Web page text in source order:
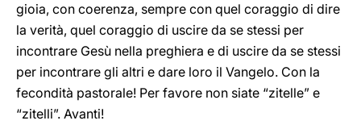
gioia, con coerenza, sempre con quel coraggio di dire
la verità, quel coraggio di uscire da se stessi per
incontrare Gesù nella preghiera e di uscire da se stessi
per incontrare gli altri e dare loro il Vangelo. Con la
fecondità pastorale! Per favore non siate “zitelle” e
“zitelli”. Avanti!